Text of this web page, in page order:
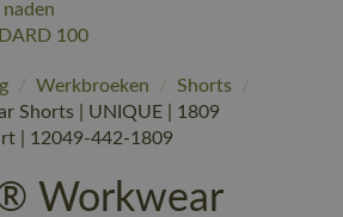
100
/ Werkbroeken / Shorts
/
Shorts | UNIQUE | 1809
| 12049-442-1809
Workwear